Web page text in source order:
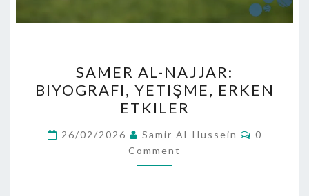
AL-
NAJJAR:
BIYOGRAFI,
YETIŞME,
ERKEN
ETKILER
SAMER AL-NAJJAR:
BIYOGRAFI, YETIŞME, ERKEN
ETKILER
26/02/2026 Samir Al-Hussein Comments
0
Comment